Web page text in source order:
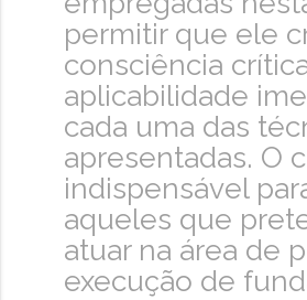
permitir que ele
consciência
aplicabilidade
cada uma das
apresentadas. O
indispensável
aqueles que
atuar na área de
execução de